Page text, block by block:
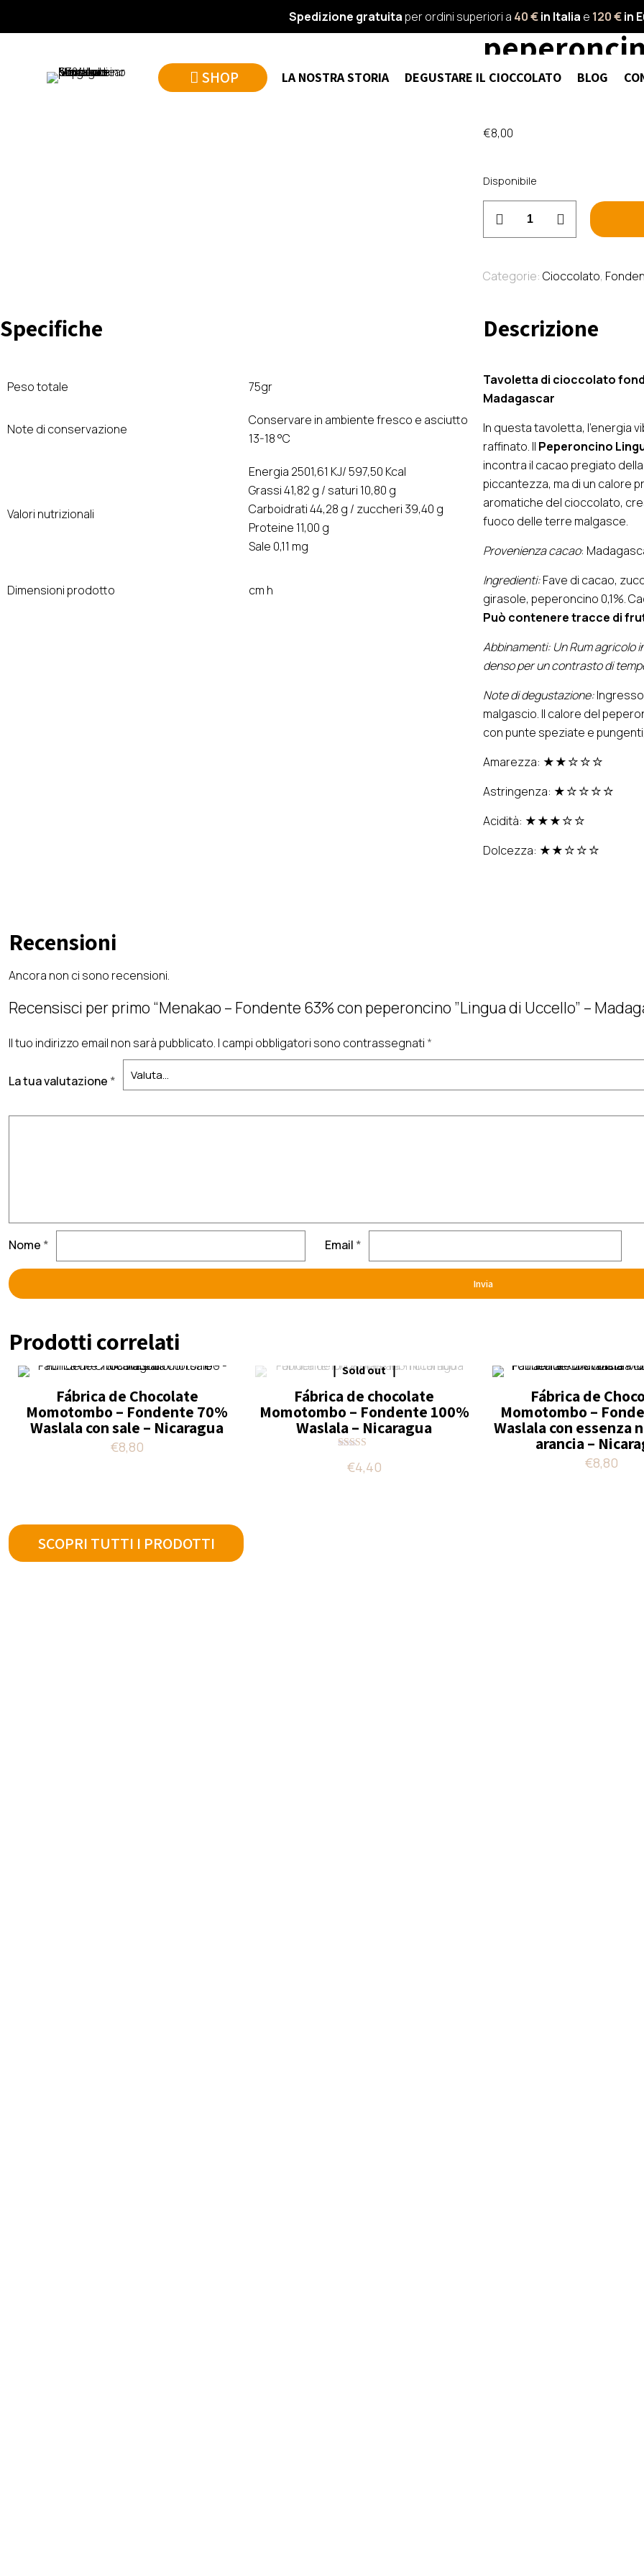
Spedizione gratuita per ordini superiori a 40 €in Italia e 120 €in
SHOP LA NOSTRA STORIA DEGUSTARE IL CIOCCOLATO BLOG
Menakao –
–
€8,00
Disponibile
con
''Lingua
di
-
Madagascar
Categorie: Cioccolato,
Specifiche
Peso totale 75gr
Note di conservazione
Conservare in ambiente fresco e asciutto
13-18 °C
Valori nutrizionali
Energia 2501,61 KJ/ 597,50 Kcal
Grassi 41,82 g / saturi 10,80 g
Carboidrati 44,28 g / zuccheri 39,40 g
Proteine 11,00 g
Sale 0,11 mg
Dimensioni prodotto cm h
Descrizione
Tavoletta di cioccolato
Madagascar
In questa tavoletta, l’energia
raffinato. Il Peperoncino
incontra il cacao pregiato
piccantezza, ma di un calore
aromatiche del cioccolato,
fuoco delle terre malgasce.
Provenienza cacao:
Ingredienti:Fave di cacao,
girasole, peperoncino 0,1%.
Può contenere tracce di
Abbinamenti: Un Rum agricolo
denso per un contrasto di
Note di degustazione:
malgascio. Il calore del
con punte speziate e
Amarezza: ★★☆☆☆
Astringenza: ★☆☆☆☆
Acidità: ★★★☆☆
Dolcezza: ★★☆☆☆
Recensioni
Ancora non ci sono recensioni.
Recensisci per primo “Menakao – Fondente 63% con peperoncino ”Lingua di Uccello” –
Il tuo indirizzo email non sarà pubblicato. I campi obbligatori sono contrassegnati *
La tua valutazione *
Nome * Email *
Prodotti correlati
Fábrica de Chocolate
Momotombo – Fondente 70%
Waslala con sale – Nicaragua
€8,80
Sold out
Fábrica de chocolate
Momotombo – Fondente 100%
Waslala – Nicaragua
5.00
su 5
€4,40
Fábrica de
Momotombo –
Waslala con essenza
arancia –
€8,80
SCOPRI TUTTI I PRODOTTI